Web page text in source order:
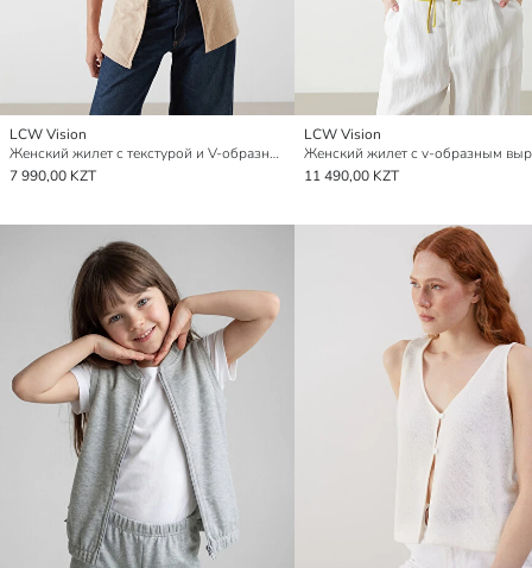
LCW Vision
Женский жилет с текстурой и V-образным вырезом
7 990,00 KZT
LCW Vision
Женский жилет с v-образным
11 490,00 KZT